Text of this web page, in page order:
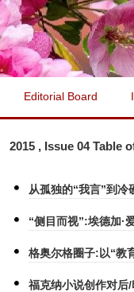
Editorial Board
2015 , Issue 04 Table
从孤独的“我言”到
“侧目而视”:埃德加·
格奥尔格圈子:以“教
福克纳小说创作对后